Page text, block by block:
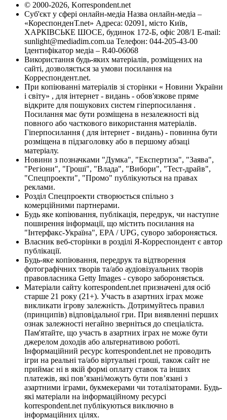
© 2000-2026, Korrespondent.net
Суб'єкт у сфері онлайн-медіа Назва онлайн-медіа –
«КореспонденТ.net» Адреса: 02091, місто Київ,
ХАРКІВСЬКЕ ШОСЕ, будинок 172-Б, офіс 208/1 E-mail:
sunlight@mediadim.com.ua Телефон: 044-205-43-00
Ідентифікатор медіа – R40-06068
Використання будь-яких матеріалів, розміщених на
сайті, дозволяється за умови посилання на
Корреспондент.net.
При копіюванні матеріалів зі сторінки « Новини України
і світу» , для інтернет - видань - обов'язкове пряме
відкрите для пошукових систем гіперпосилання .
Посилання має бути розміщена в незалежності від
повного або часткового використання матеріалів.
Гіперпосилання ( для інтернет - видань) - повинна бути
розміщена в підзаголовку або в першому абзаці
матеріалу.
Новини з позначками "Думка", "Експертиза", "Заява",
"Регіони", "Гроші", "Влада", "Вибори", "Тест-драйв",
"Спецпроекти", "Промо" публікуються на правах
реклами.
Розділ Спецпроекти створюється спільно з
комерційними партнерами.
Будь яке копіювання, публікація, передрук, чи наступне
поширення інформації, що містить посилання на
"Інтерфакс-Україна", EPA / UPG, суворо забороняється.
Власник веб-сторінки в розділі Я-Корреспондент є автор
публікації.
Будь-яке копіювання, передрук та відтворення
фотографічних творів та/або аудіовізуальних творів
правовласника Getty Images - суворо забороняється.
Матеріали сайту korrespondent.net призначені для осіб
старше 21 року (21+). Участь в азартних іграх може
викликати ігрову залежність. Дотримуйтесь правил
(принципів) відповідальної гри. При виявленні перших
ознак залежності негайно зверніться до спеціаліста.
Пам'ятайте, що участь в азартних іграх не може бути
джерелом доходів або альтернативою роботі.
Інформаційний ресурс korrespondent.net не проводить
ігри на реальні та/або віртуальні гроші, також сайт не
приймає ні в якій формі оплату ставок та інших
платежів, які пов’язані/можуть бути пов’язані з
азартними іграми, букмекерами чи тоталізаторами. Будь-
які матеріали на інформаційному ресурсі
korrespondent.net публікуються виключно в
інформаційних цілях.